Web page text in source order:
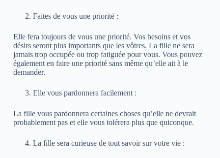
Faites de vous une priorité :
Elle fera toujours de vous une priorité. Vos besoins et vos
désirs seront plus importants que les vôtres. La fille ne sera
jamais trop occupée ou trop fatiguée pour vous. Vous pouvez
également en faire une priorité sans même qu’elle ait à le
demander.
Elle vous pardonnera facilement :
La fille vous pardonnera certaines choses qu’elle ne devrait
probablement pas et elle vous tolérera plus que quiconque.
La fille sera curieuse de tout savoir sur votre vie :